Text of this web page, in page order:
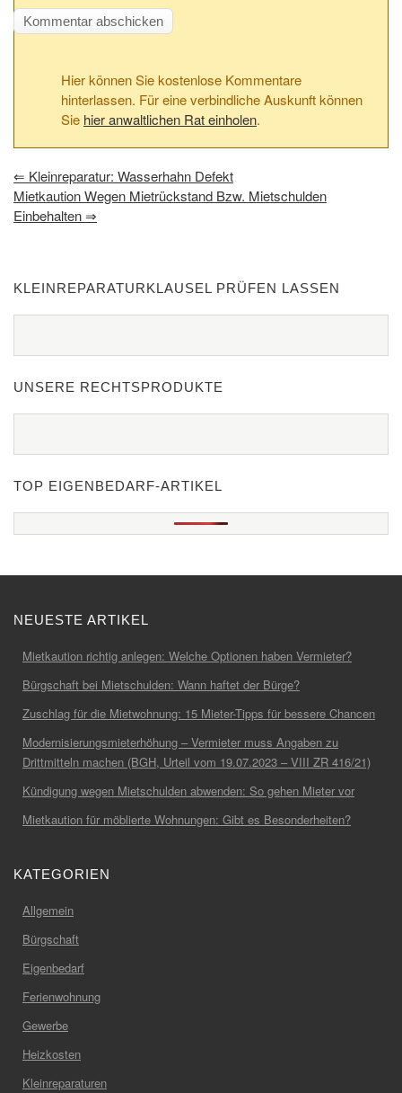
Hier können Sie kostenlose Kommentare
hinterlassen. Für eine verbindliche Auskunft können
Sie hier anwaltlichen Rat einholen.
⇐ Kleinreparatur: Wasserhahn Defekt
Mietkaution Wegen Mietrückstand Bzw. Mietschulden
Einbehalten⇒
KLEINREPARATURKLAUSEL PRÜFEN LASSEN
UNSERE RECHTSPRODUKTE
TOP EIGENBEDARF-ARTIKEL
NEUESTE ARTIKEL
Mietkaution richtig anlegen: Welche Optionen haben Vermieter?
Bürgschaft bei Mietschulden: Wann haftet der Bürge?
Zuschlag für die Mietwohnung: 15 Mieter-Tipps für bessere Chancen
Modernisierungsmieterhöhung – Vermieter muss Angaben zu
Drittmitteln machen (BGH, Urteil vom 19.07.2023 – VIII ZR 416/21)
Kündigung wegen Mietschulden abwenden: So gehen Mieter vor
Mietkaution für möblierte Wohnungen: Gibt es Besonderheiten?
KATEGORIEN
Allgemein
Bürgschaft
Eigenbedarf
Ferienwohnung
Gewerbe
Heizkosten
Kleinreparaturen